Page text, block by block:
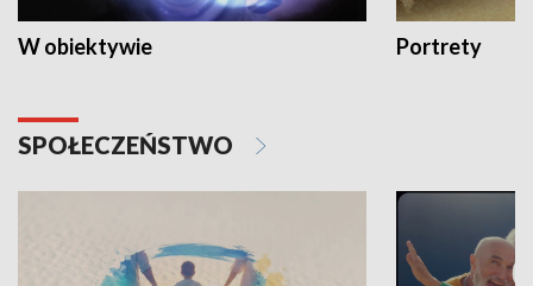
W obiektywie Portrety
SPOŁECZEŃSTWO